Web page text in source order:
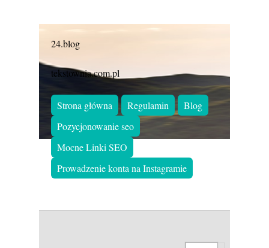
24.blog
tekstownia.com.pl
Strona główna Regulamin
Blog
Pozycjonowanie seo
Mocne Linki SEO
Prowadzenie konta na Instagramie